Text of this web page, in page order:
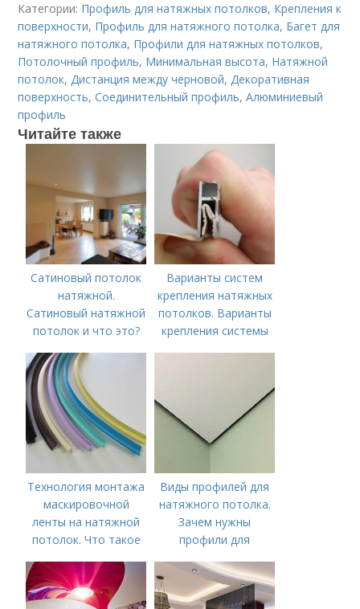
Категории: Профиль для натяжных потолков, Крепления к
поверхности, Профиль для натяжного потолка, Багет для
натяжного потолка, Профили для натяжных потолков,
Потолочный профиль, Минимальная высота, Натяжной
потолок,Дистанция между черновой,Декоративная
поверхность,Соединительный профиль,Алюминиевый
профиль
Читайте также
Сатиновый потолок
натяжной.
Сатиновый натяжной
потолок и что это?
Варианты систем
крепления натяжных
потолков. Варианты
крепления системы
Технология монтажа
маскировочной
ленты на натяжной
потолок. Что такое
для натяжного
потолка?
Виды профилей для
натяжного потолка.
Зачем нужны
профили для